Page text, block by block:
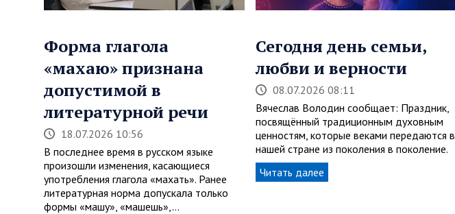
Форма глагола
«махаю» признана
допустимой в
литературной речи
18.07.2026 10:56
В последнее время в русском языке
произошли изменения, касающиеся
употребления глагола «махать». Ранее
литературная норма допускала только
формы «машу», «машешь»,…
Сегодня день семьи,
любви и верности
08.07.2026 08:11
Вячеслав Володин сообщает: Праздник,
посвящённый традиционным духовным
ценностям, которые веками передаются в
нашей стране из поколения в поколение.
Читать далее